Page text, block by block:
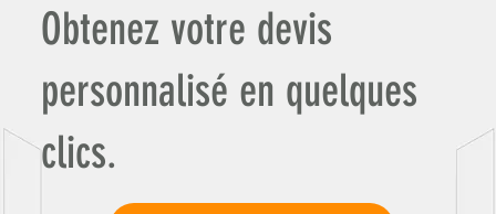
Obtenez votre devis
personnalisé en quelques
clics.